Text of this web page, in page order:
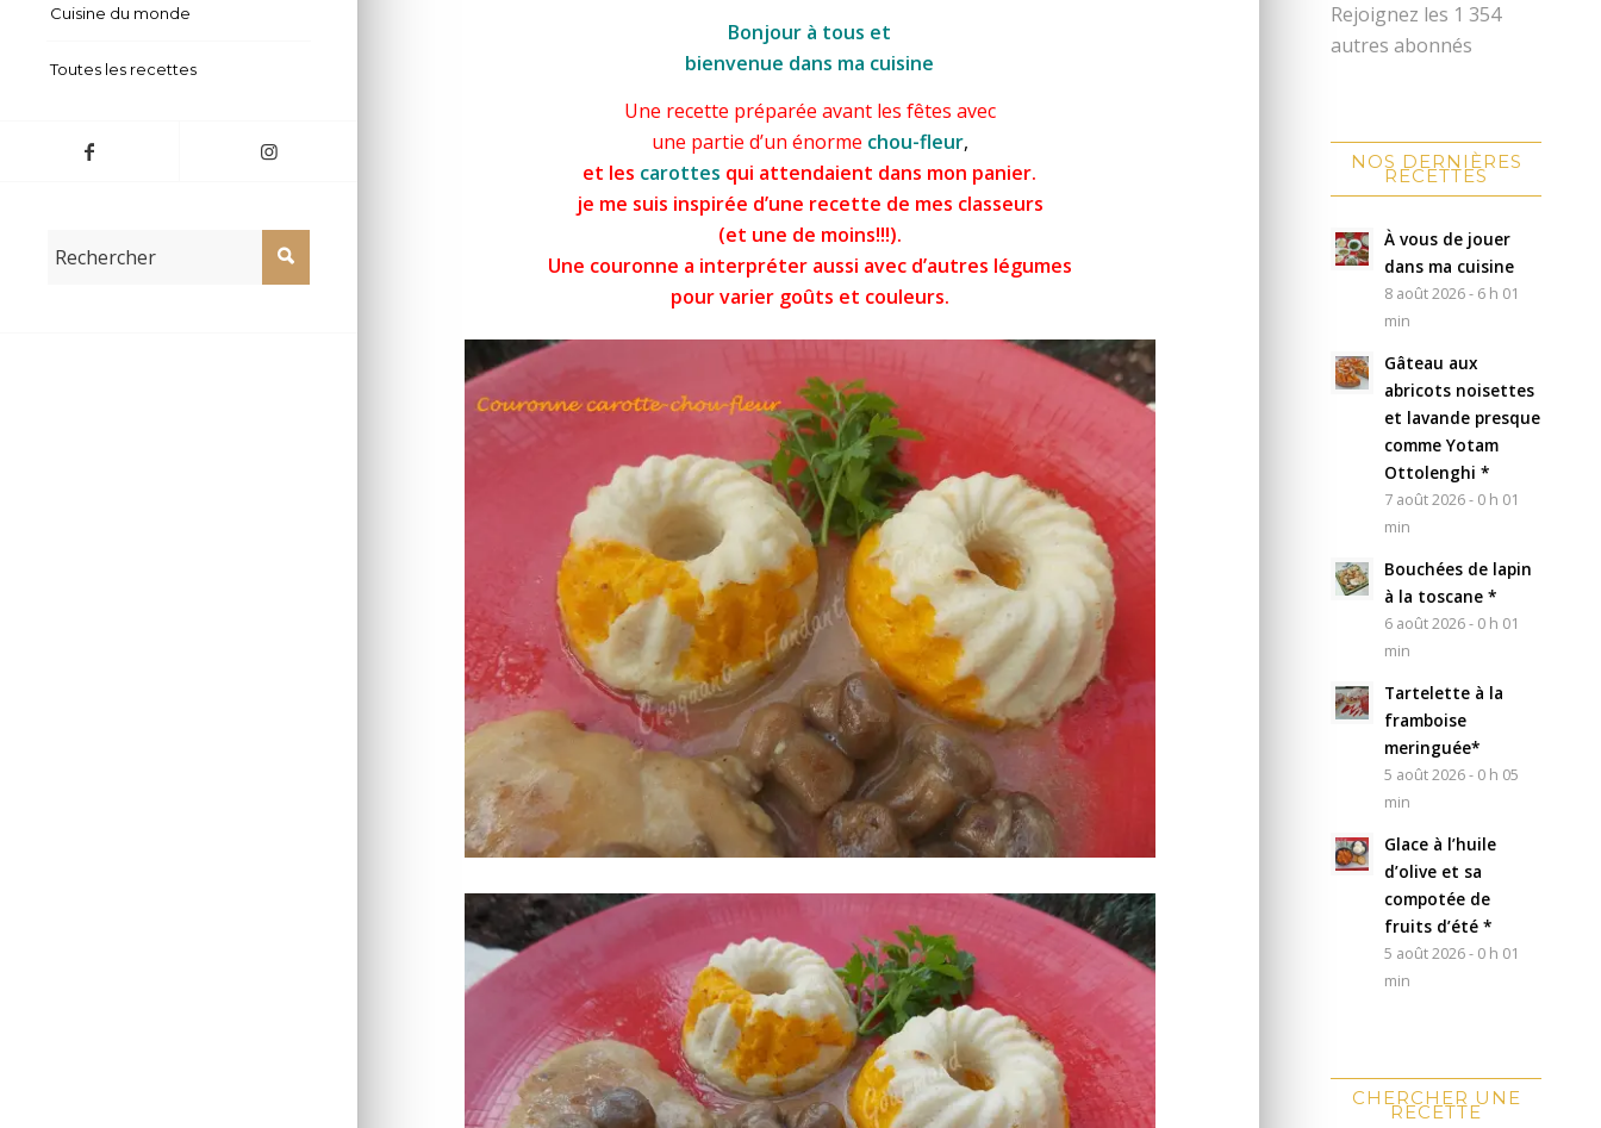
Cuisine du monde
Toutes les recettes
Bonjour à tous et
bienvenue dans ma cuisine
Une recette préparée avant les fêtes avec
une partie d’un énorme chou-fleur,
et les carottes qui attendaient dans mon panier.
je me suis inspirée d’une recette de mes classeurs
(et une de moins!!!).
Une couronne a interpréter aussi avec d’autres légumes
pour varier goûts et couleurs.
Rejoignez les 1 354
autres abonnés
NOS DERNIÈRES
RECETTES
À vous de jouer
dans ma cuisine
8 août 2026 - 6 h 01
min
Gâteau aux
abricots noisettes
et lavande presque
comme Yotam
Ottolenghi *
7 août 2026 - 0 h 01
min
Bouchées de lapin
à la toscane *
6 août 2026 - 0 h 01
min
Tartelette à la
framboise
meringuée*
5 août 2026 - 0 h 05
min
Glace à l’huile
d’olive et sa
compotée de
fruits d’été *
5 août 2026 - 0 h 01
min
CHERCHER UNE
RECETTE